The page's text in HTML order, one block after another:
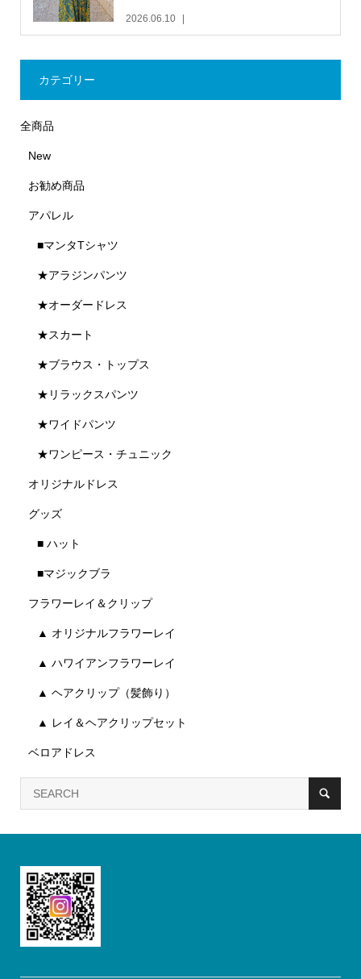
2026.06.10
カテゴリー
全商品
New
お勧め商品
アパレル
■マンタTシャツ
★アラジンパンツ
★オーダードレス
★スカート
★ブラウス・トップス
★リラックスパンツ
★ワイドパンツ
★ワンピース・チュニック
オリジナルドレス
グッズ
■ ハット
■マジックブラ
フラワーレイ＆クリップ
▲ オリジナルフラワーレイ
▲ ハワイアンフラワーレイ
▲ ヘアクリップ（髪飾り）
▲ レイ＆ヘアクリップセット
ベロアドレス